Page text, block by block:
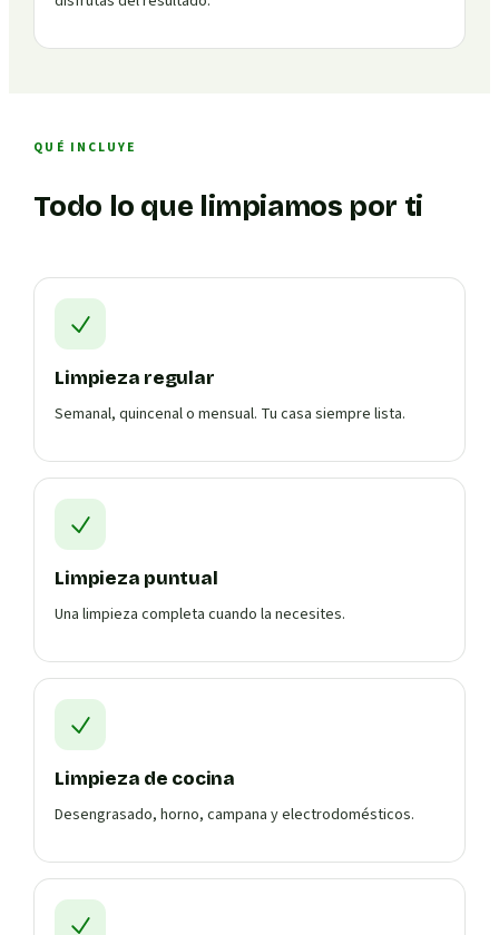
QUÉ INCLUYE
Todo lo que limpiamos por ti
Limpieza regular
Semanal, quincenal o mensual. Tu casa siempre lista.
Limpieza puntual
Una limpieza completa cuando la necesites.
Limpieza de cocina
Desengrasado, horno, campana y electrodomésticos.